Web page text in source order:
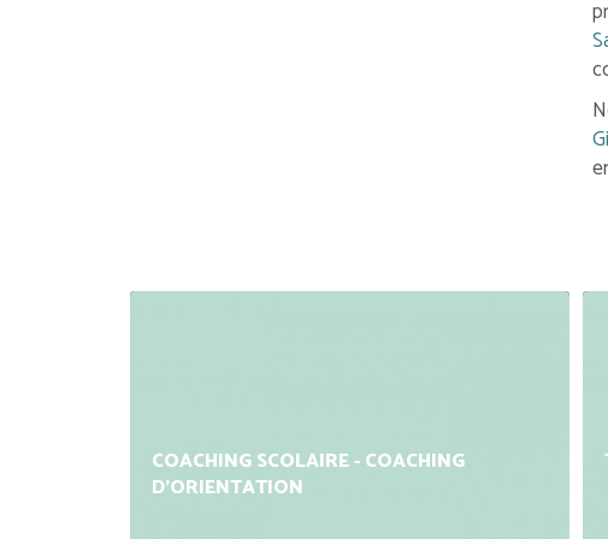
COACHING SCOLAIRE - COACHING
D'ORIENTATION